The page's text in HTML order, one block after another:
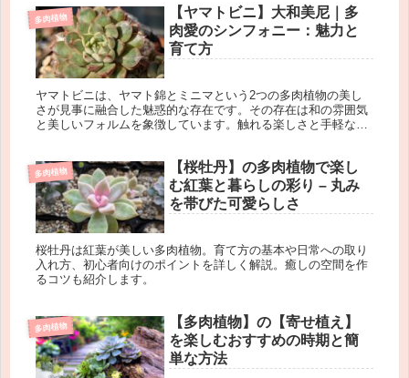
多肉植物
【ヤマトビニ】大和美尼｜多
肉愛のシンフォニー：魅力と
育て方
ヤマトビニは、ヤマト錦とミニマという2つの多肉植物の美し
さが見事に融合した魅惑的な存在です。その存在は和の雰囲気
と美しいフォルムを象徴しています。触れる楽しさと手軽な育
多肉植物
【桜牡丹】の多肉植物で楽し
む紅葉と暮らしの彩り – 丸み
を帯びた可愛らしさ
桜牡丹は紅葉が美しい多肉植物。育て方の基本や日常への取り
入れ方、初心者向けのポイントを詳しく解説。癒しの空間を作
るコツも紹介します。
多肉植物
【多肉植物】の【寄せ植え】
を楽しむおすすめの時期と簡
単な方法